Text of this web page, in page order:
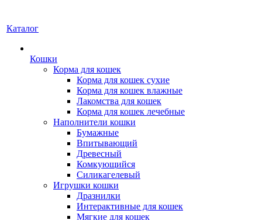
Каталог
Кошки
Корма для кошек
Корма для кошек сухие
Корма для кошек влажные
Лакомства для кошек
Корма для кошек лечебные
Наполнители кошки
Бумажные
Впитывающий
Древесный
Комкующийся
Силикагелевый
Игрушки кошки
Дразнилки
Интерактивные для кошек
Мягкие для кошек